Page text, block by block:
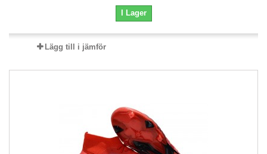
I Lager
Lägg till i jämför